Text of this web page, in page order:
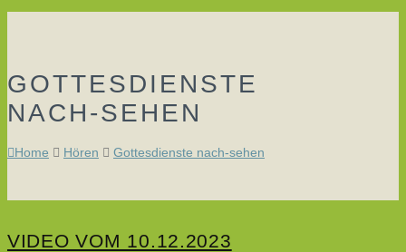
GOTTESDIENSTE
NACH-SEHEN
Home Hören Gottesdienste nach-sehen
VIDEO VOM 10.12.2023